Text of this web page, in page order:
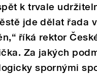
k trvale
jde dělat řada
říká rektor
Za jakých
spornými